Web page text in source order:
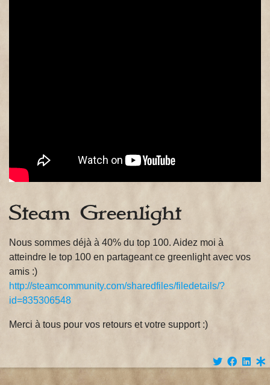
Steam Greenlight
Nous sommes déjà à 40% du top 100. Aidez moi à
atteindre le top 100 en partageant ce greenlight avec vos
amis :)
http://steamcommunity.com/sharedfiles/filedetails/?
id=835306548
Merci à tous pour vos retours et votre support :)